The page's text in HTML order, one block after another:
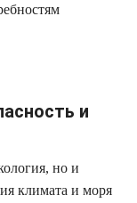
и
но и
климата и моря